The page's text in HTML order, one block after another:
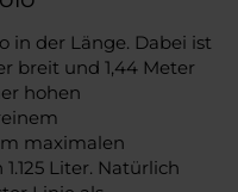
in der Länge. Dabei ist
breit und 1,44 Meter
hohen
maximalen
Liter. Natürlich